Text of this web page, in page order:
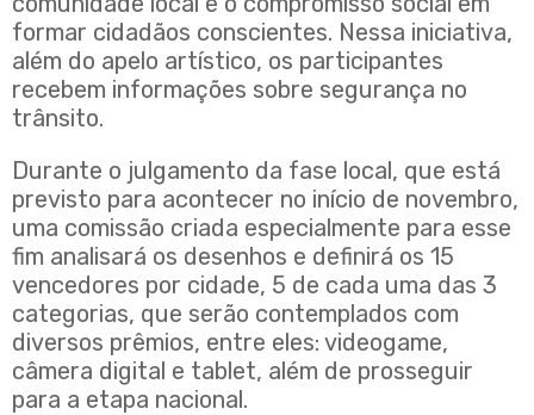
formar cidadãos conscientes. Nessa iniciativa,
além do apelo artístico, os participantes
recebem informações sobre segurança no
trânsito.
Durante o julgamento da fase local, que está
previsto para acontecer no início de novembro,
uma comissão criada especialmente para esse
fim analisará os desenhos e definirá os 15
vencedores por cidade, 5 de cada uma das 3
categorias, que serão contemplados com
diversos prêmios, entre eles: videogame,
câmera digital e tablet, além de prosseguir
para a etapa nacional.